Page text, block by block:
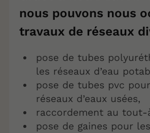
nous pouvons nous
travaux de réseaux
pose de tubes
les réseaux d’eau
pose de tubes pvc
réseaux d’eaux usées,
raccordement au tout-
pose de gaines pour